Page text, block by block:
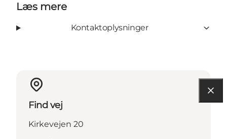
Læs mere
Kontaktoplysninger
Find vej
Kirkevejen 20